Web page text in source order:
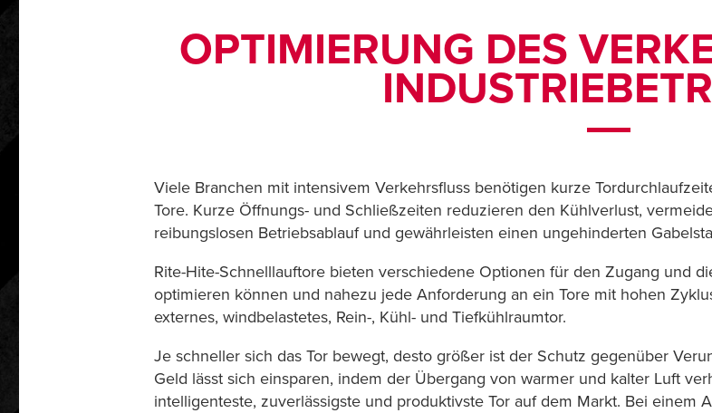
Dutch
OPTIMIERUNG DES
Viele Branchen mit intensivem Verkehrsfluss benötigen kurze
Tore. Kurze Öffnungs- und Schließzeiten reduzieren den Kühlverlust,
reibungslosen Betriebsablauf und gewährleisten einen ungehinderten
Rite-Hite-Schnelllauftore bieten verschiedene Optionen für den Zugang und
optimieren können und nahezu jede Anforderung an ein Tore mit hohen
externes, windbelastetes, Rein-, Kühl- und Tiefkühlraumtor.
Je schneller sich das Tor bewegt, desto größer ist der Schutz gegenüber
Geld lässt sich einsparen, indem der Übergang von warmer und kalter Luft
intelligenteste, zuverlässigste und produktivste Tor auf dem Markt. Bei einem